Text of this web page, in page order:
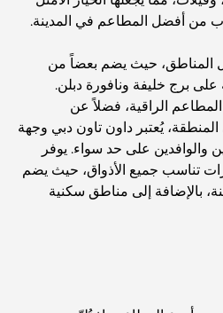
دليل شامل للانتقال
في دبي: ملاذ فاخر
يلتقي بالأداء
تناول الطعام في دبي
من أفضل المطاعم في المدينة.
المناطق، حيث يضم بعضاً من
برج خليفة ونافورة دبلن.
الراقية، فضلاً عن
المنطقة، يُعتبر داون تاون دبي وجهة
والوافدين على حد سواء. يوفر
تناسب جميع الأذواق، حيث يضم
بالإضافة إلى مناطق سكنية